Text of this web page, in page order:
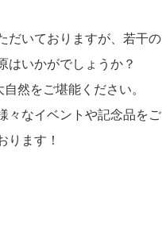
だいておりますが、若干の
はいかがでしょうか？
然をご堪能ください。
々なイベントや記念品をご
ります！